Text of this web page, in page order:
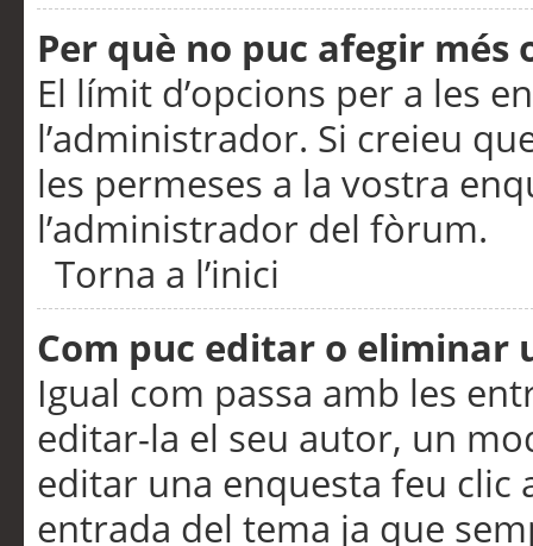
Per què no puc afegir més
El límit d’opcions per a les
l’administrador. Si creieu
les permeses a la vostra
l’administrador del fòrum.
Torna a l’inici
Com puc editar o eliminar
Igual com passa amb les
editar-la el seu autor, un
editar una enquesta feu clic
entrada del tema ja que